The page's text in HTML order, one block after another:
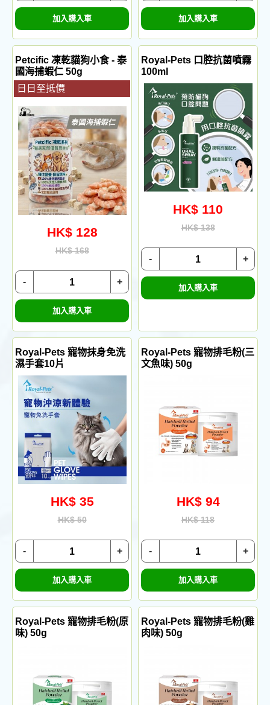
加入購入車 加入購入車
Petcific 凍乾貓狗小食 - 泰
國海捕蝦仁 50g
日日至抵價
HK$ 128
HK$ 168
+
-
加入購入車
Royal-Pets 口腔抗菌噴霧
100ml
HK$ 110
HK$ 138
+
-
加入購入車
Royal-Pets 寵物抹身免洗
濕手套10片
HK$ 35
HK$ 50
+
-
加入購入車
Royal-Pets 寵物排毛粉(三
文魚味) 50g
HK$ 94
HK$ 118
+
-
加入購入車
Royal-Pets 寵物排毛粉(原
味) 50g
Royal-Pets 寵物排毛粉(雞
肉味) 50g